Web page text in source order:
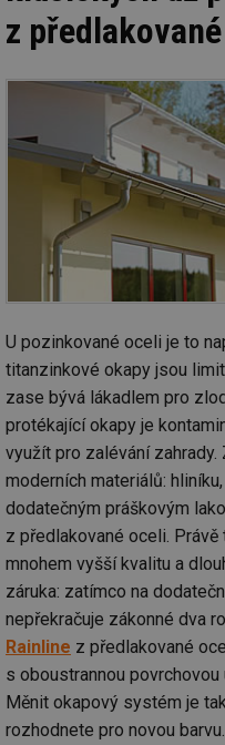
z
U pozinkované oceli je to
titanzinkové okapy jsou
zase bývá lákadlem pro
protékající okapy je
využít pro zalévání
moderních materiálů:
dodatečným práškovým
z předlakované oceli.
mnohem vyšší kvalitu a
záruka: zatímco na
nepřekračuje zákonné dva
Rainline z předlakované
s oboustrannou
Měnit okapový systém je
rozhodnete pro novou